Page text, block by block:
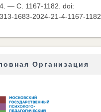
— C. 1167-1182. doi:
1683-2024-21-4-1167-1182
Организация